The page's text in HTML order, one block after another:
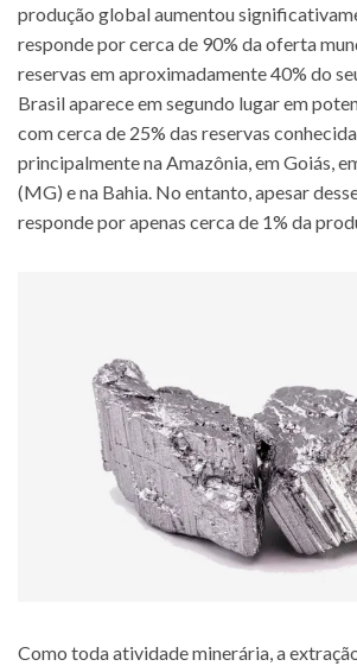
produção global aumentou
responde por cerca de 90% da oferta
reservas em aproximadamente 40% do
Brasil aparece em segundo lugar em
com cerca de 25% das reservas
principalmente na Amazônia, em Goiás,
(MG) e na Bahia. No entanto, apesar
responde por apenas cerca de 1% da
Como toda atividade minerária, a